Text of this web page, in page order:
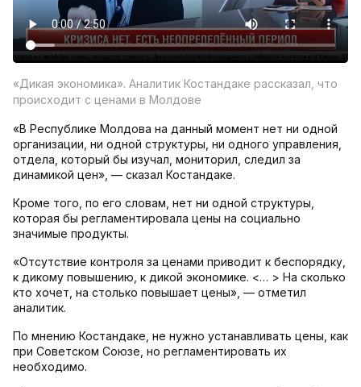
«Дикая экономика». Аналитик Костандаке рассказал, что
происходит с ценами в Молдове
«В Республике Молдова на данный момент нет ни одной
организации, ни одной структуры, ни одного управления,
отдела, который бы изучал, мониторил, следил за
динамикой цен», — сказал Костандаке.
Кроме того, по его словам, нет ни одной структуры,
которая бы регламентировала цены на социально
значимые продукты.
«Отсутствие контроля за ценами приводит к беспорядку,
к дикому повышению, к дикой экономике. <… > На сколько
кто хочет, на столько повышает цены», — отметил
аналитик.
По мнению Костандаке, не нужно устанавливать цены, как
при Советском Союзе, но регламентировать их
необходимо.